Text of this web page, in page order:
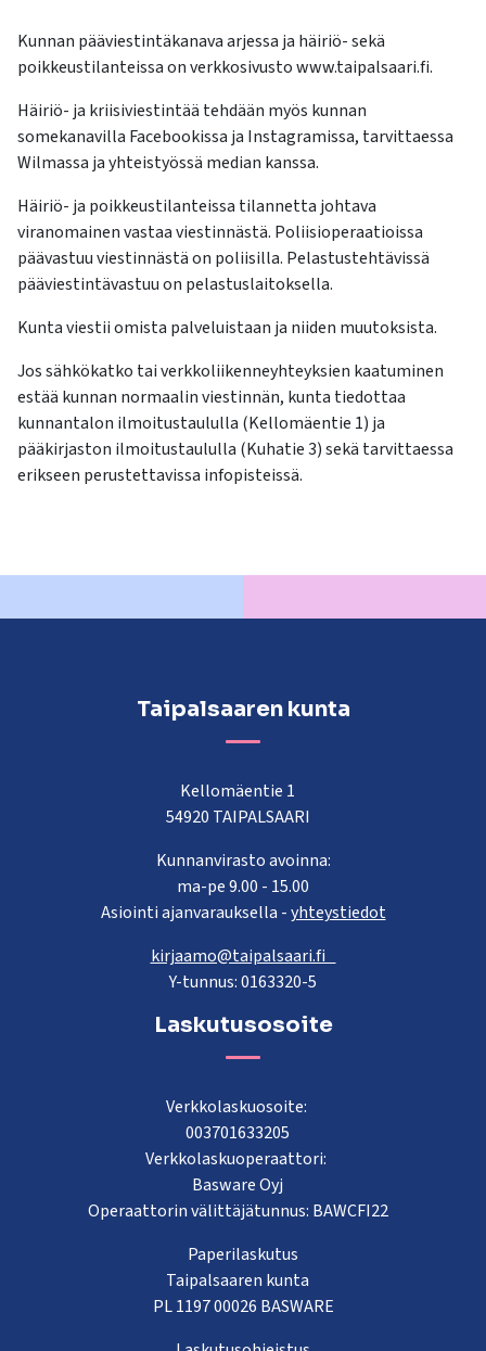
Kunnan pääviestintäkanava arjessa ja häiriö- sekä
poikkeustilanteissa on verkkosivusto www.taipalsaari.fi.
Häiriö- ja kriisiviestintää tehdään myös kunnan
somekanavilla Facebookissa ja Instagramissa, tarvittaessa
Wilmassa ja yhteistyössä median kanssa.
Häiriö- ja poikkeustilanteissa tilannetta johtava
viranomainen vastaa viestinnästä. Poliisioperaatioissa
päävastuu viestinnästä on poliisilla. Pelastustehtävissä
pääviestintävastuu on pelastuslaitoksella.
Kunta viestii omista palveluistaan ja niiden muutoksista.
Jos sähkökatko tai verkkoliikenneyhteyksien kaatuminen
estää kunnan normaalin viestinnän, kunta tiedottaa
kunnantalon ilmoitustaululla (Kellomäentie 1) ja
pääkirjaston ilmoitustaululla (Kuhatie 3) sekä tarvittaessa
erikseen perustettavissa infopisteissä.
Taipalsaaren kunta
Kellomäentie 1
54920 TAIPALSAARI
Kunnanvirasto avoinna:
ma-pe 9.00 - 15.00
Asiointi ajanvarauksella -yhteystiedot
kirjaamo@taipalsaari.fi
Y-tunnus: 0163320-5
Laskutusosoite
Verkkolaskuosoite:
003701633205
Verkkolaskuoperaattori:
Basware Oyj
Operaattorin välittäjätunnus: BAWCFI22
Paperilaskutus
Taipalsaaren kunta
PL 1197 00026 BASWARE